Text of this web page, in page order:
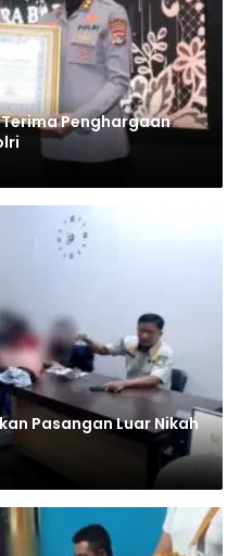
Penghargaan
Pasangan Luar Nikah